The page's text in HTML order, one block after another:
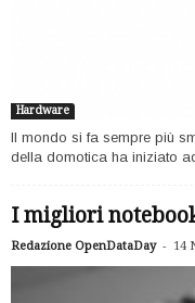
Hardware
Il mondo si fa sempre più
della domotica ha iniziato
I migliori
Redazione OpenDataDay - 14